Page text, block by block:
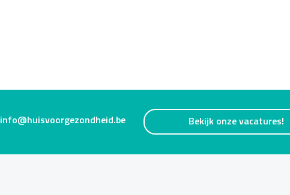
info@huisvoorgezondheid.be Bekijk onze vacatures!